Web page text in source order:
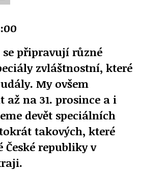
připravují různé
zvláštnostní, které
My ovšem
až na 31. prosince a i
devět speciálních
takových, které
republiky v